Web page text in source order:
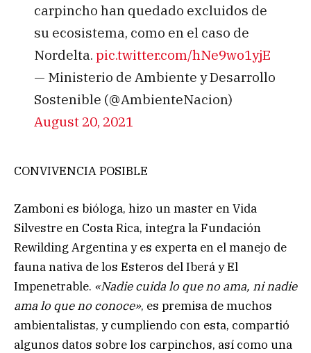
carpincho han quedado excluidos de
su ecosistema, como en el caso de
Nordelta. pic.twitter.com/hNe9wo1yjE
— Ministerio de Ambiente y Desarrollo
Sostenible (@AmbienteNacion)
August 20, 2021
CONVIVENCIA POSIBLE
Zamboni es bióloga, hizo un master en Vida
Silvestre en Costa Rica, integra la Fundación
Rewilding Argentina y es experta en el manejo de
fauna nativa de los Esteros del Iberá y El
Impenetrable. «Nadie cuida lo que no ama, ni nadie
ama lo que no conoce», es premisa de muchos
ambientalistas, y cumpliendo con esta, compartió
algunos datos sobre los carpinchos, así como una